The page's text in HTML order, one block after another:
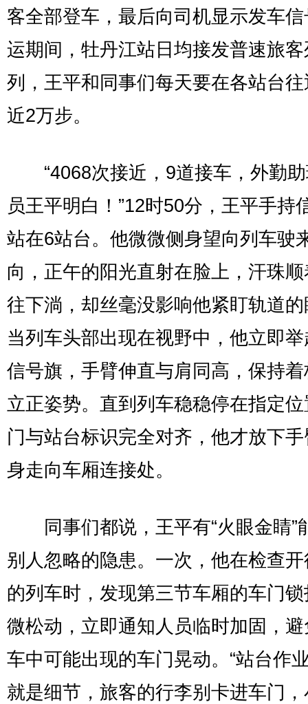
客全部登车，最后向司机显示发车
运期间，牡丹江站日均接发普速旅
列，王平和同事们每天要在各站台
近2万步。
“4068次接近，9道接车，外勤助
员王平明白！”12时50分，王平手持
站在6站台。他微微侧身望向列车驶
向，正午的阳光直射在脸上，汗珠
往下淌，却丝毫没影响他紧盯轨道
当列车头部出现在视野中，他立即
信号旗，手臂伸直与肩同高，保持
立正姿势。直到列车稳稳停在指定
门与站台标识完全对齐，他才放下
身走向车厢连接处。
同事们都说，王平有“火眼金睛”
别人忽略的隐患。一次，他在检查
的列车时，发现第三节车厢的车门
微松动，立即通知人员临时加固，
车中可能出现的车门晃动。“站台作
就是细节，旅客的行李别卡进车门